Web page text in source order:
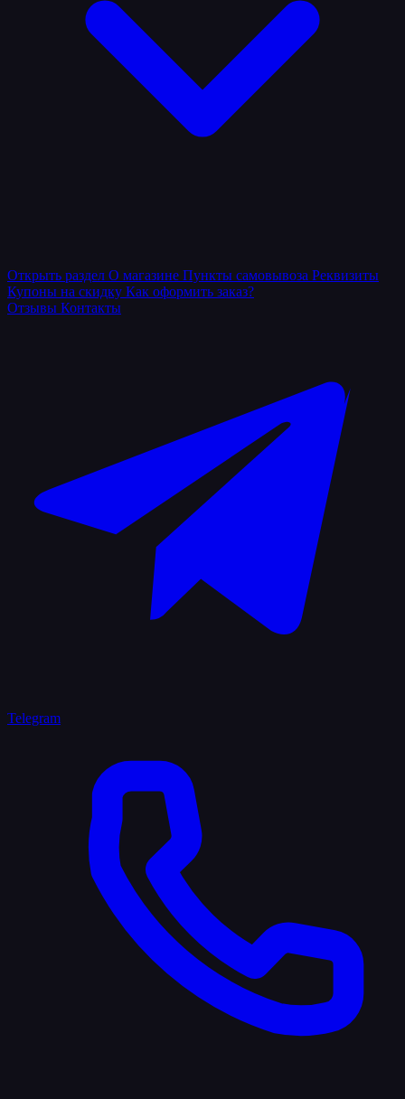
Открыть раздел О магазине Пункты самовывоза Реквизиты
Купоны на скидку Как оформить заказ?
Отзывы Контакты
Telegram